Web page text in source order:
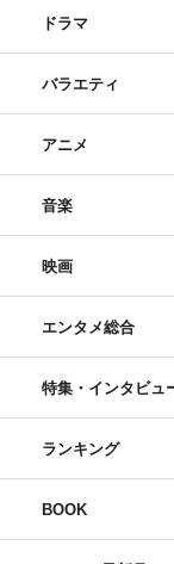
ドラマ
バラエティ
アニメ
音楽
映画
エンタメ総合
特集・インタビュ
ランキング
BOOK